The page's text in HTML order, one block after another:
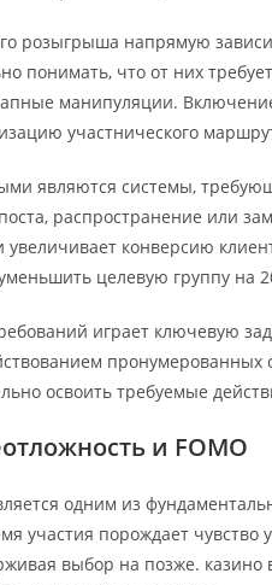
розыгрыша напрямую
понимать, что от них
манипуляции.
участнического
являются системы,
распространение или
конверсию
целевую группу на
играет ключевую
пронумерованных
освоить требуемые
и FOMO
одним из
участия порождает чувство
выбор на позже. казино